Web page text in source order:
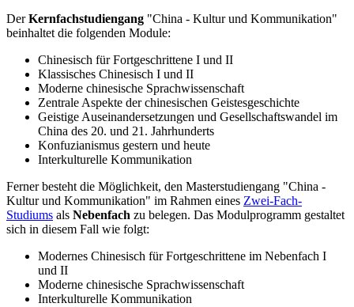
DerKernfachstudiengang "China - Kultur und Kommunikation"
beinhaltet die folgenden Module:
Chinesisch für Fortgeschrittene I und II
Klassisches Chinesisch I und II
Moderne chinesische Sprachwissenschaft
Zentrale Aspekte der chinesischen Geistesgeschichte
Geistige Auseinandersetzungen und Gesellschaftswandel im
China des 20. und 21. Jahrhunderts
Konfuzianismus gestern und heute
Interkulturelle Kommunikation
Ferner besteht die Möglichkeit, den Masterstudiengang "China -
Kultur und Kommunikation" im Rahmen eines Zwei-Fach-
Studiums als Nebenfach zu belegen. Das Modulprogramm gestaltet
sich in diesem Fall wie folgt:
Modernes Chinesisch für Fortgeschrittene im Nebenfach I
und II
Moderne chinesische Sprachwissenschaft
Interkulturelle Kommunikation